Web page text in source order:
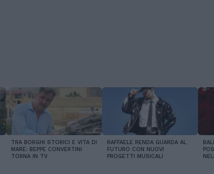
TRA BORGHI STORICI E VITA DI
MARE: BEPPE CONVERTINI
TORNA IN TV
RAFFAELE RENDA GUARDA AL
FUTURO CON NUOVI
PROGETTI MUSICALI